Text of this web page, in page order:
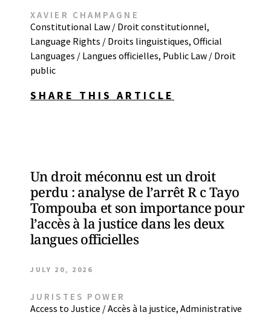
XAVIER CHAMPAGNE
Constitutional Law / Droit constitutionnel,
Language Rights / Droits linguistiques, Official
Languages / Langues officielles, Public Law / Droit
public
SHARE THIS ARTICLE
Un droit méconnu est un droit
perdu : analyse de l’arrêt R c Tayo
Tompouba et son importance pour
l’accès à la justice dans les deux
langues officielles
JULY 20, 2026
JURISTES POWER
Access to Justice / Accès à la justice, Administrative